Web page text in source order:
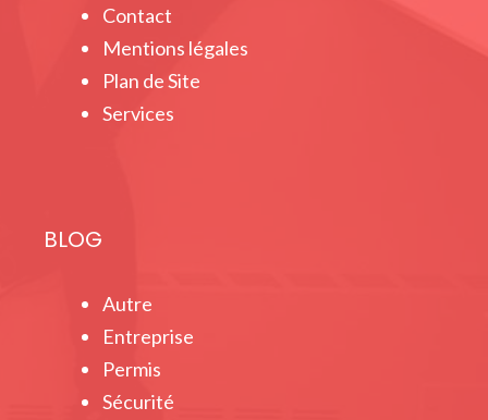
Contact
Mentions légales
Plan de Site
Services
BLOG
Autre
Entreprise
Permis
Sécurité